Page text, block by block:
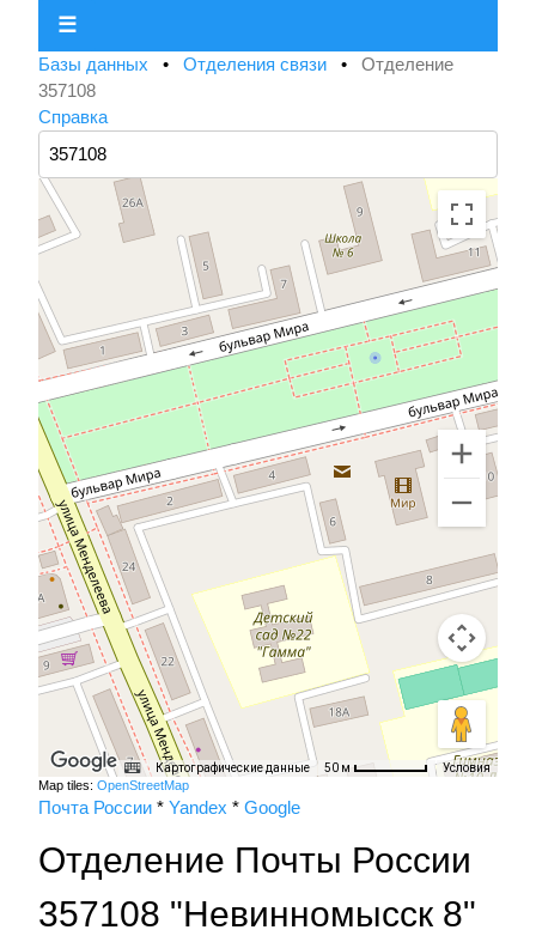
☰
Базы данных • Отделения связи • Отделение
357108
Справка
Картографические данные 50 м Условия
Map tiles: OpenStreetMap
Почта России * Yandex * Google
Отделение Почты России
357108 "Невинномысск 8"